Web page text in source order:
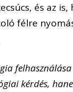
és az is,
félre
kérdés,